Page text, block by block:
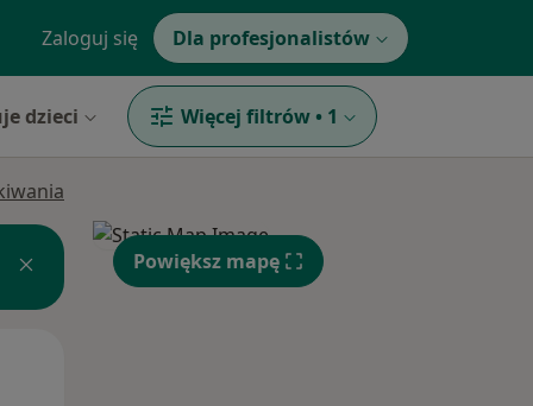
Zaloguj się Dla profesjonalistów
dzieci Więcej filtrów • 1
Powiększ mapę